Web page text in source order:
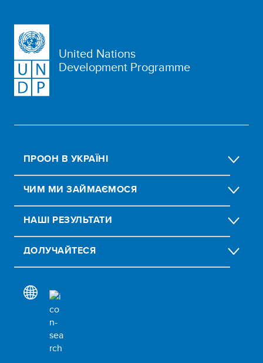
United Nations
Development Programme
ПРООН В УКРАЇНІ
ЧИМ МИ ЗАЙМАЄМОСЯ
НАШІ РЕЗУЛЬТАТИ
ДОЛУЧАЙТЕСЯ